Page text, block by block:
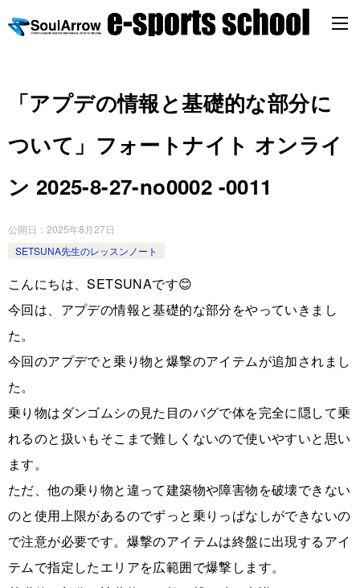
「アプデの情報と基礎的な部分に
ついて」フォートナイト オンライ
ン 2025-8-27-no0002 -0011
公開日： 2025年8月27日
SETSUNA先生のレッスンノート
こんにちは、SETSUNAです😊
今回は、アプデの情報と基礎的な部分をやっていきまし
た。
今回のアプデでと乗り物と爆撃のアイテムが追加されまし
た。
乗り物はダンゴムシの見た目のバグで体を完全に隠して乗
れるのと扱いもそこまで難しくないので使いやすいと思い
ます。
ただ、他の乗り物と違って建築物や障害物を破壊できない
のと使用上限があるのでずっと乗りっぱなしができないの
で注意が必要です。爆撃のアイテムは終盤に出現するアイ
テムで指定したエリアを広範囲で爆撃します。